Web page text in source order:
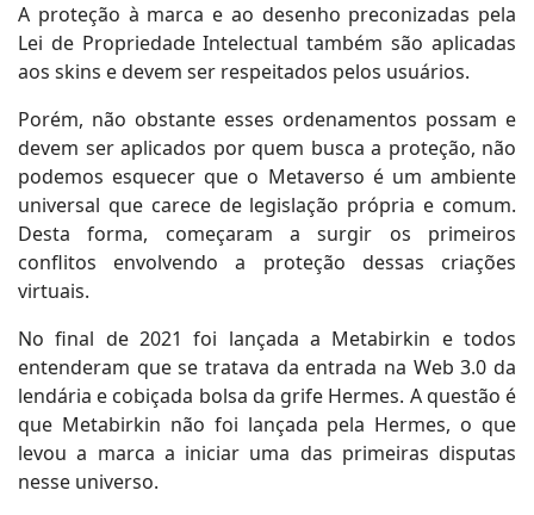
A proteção à marca e ao desenho preconizadas pela
Lei de Propriedade Intelectual também são aplicadas
aos skins e devem ser respeitados pelos usuários.
Porém, não obstante esses ordenamentos possam e
devem ser aplicados por quem busca a proteção, não
podemos esquecer que o Metaverso é um ambiente
universal que carece de legislação própria e comum.
Desta forma, começaram a surgir os primeiros
conflitos envolvendo a proteção dessas criações
virtuais.
No final de 2021 foi lançada a Metabirkin e todos
entenderam que se tratava da entrada na Web 3.0 da
lendária e cobiçada bolsa da grife Hermes. A questão é
que Metabirkin não foi lançada pela Hermes, o que
levou a marca a iniciar uma das primeiras disputas
nesse universo.